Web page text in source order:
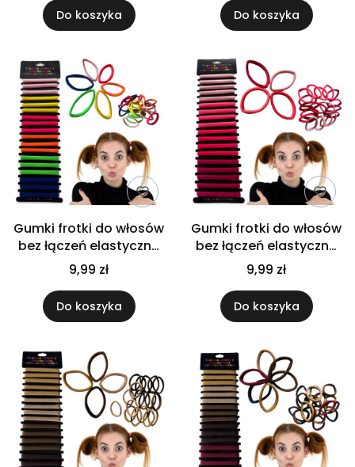
Do koszyka Do koszyka
Gumki frotki do włosów
bez łączeń elastyczne
wygodne ozdobne
zestaw 18 szt
9,99 zł
Do koszyka
Gumki frotki do włosów
bez łączeń elastyczne
wygodne ozdobne
zestaw 18 szt
9,99 zł
Do koszyka